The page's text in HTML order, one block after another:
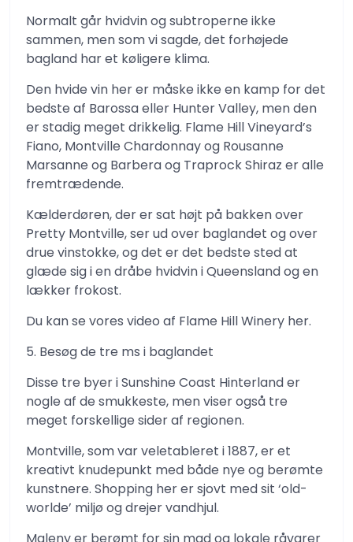
Normalt går hvidvin og subtroperne ikke
sammen, men som vi sagde, det forhøjede
bagland har et køligere klima.
Den hvide vin her er måske ikke en kamp for det
bedste af Barossa eller Hunter Valley, men den
er stadig meget drikkelig. Flame Hill Vineyard’s
Fiano, Montville Chardonnay og Rousanne
Marsanne og Barbera og Traprock Shiraz er alle
fremtrædende.
Kælderdøren, der er sat højt på bakken over
Pretty Montville, ser ud over baglandet og over
drue vinstokke, og det er det bedste sted at
glæde sig i en dråbe hvidvin i Queensland og en
lækker frokost.
Du kan se vores video af Flame Hill Winery her.
5. Besøg de tre ms i baglandet
Disse tre byer i Sunshine Coast Hinterland er
nogle af de smukkeste, men viser også tre
meget forskellige sider af regionen.
Montville, som var veletableret i 1887, er et
kreativt knudepunkt med både nye og berømte
kunstnere. Shopping her er sjovt med sit ‘old-
worlde’ miljø og drejer vandhjul.